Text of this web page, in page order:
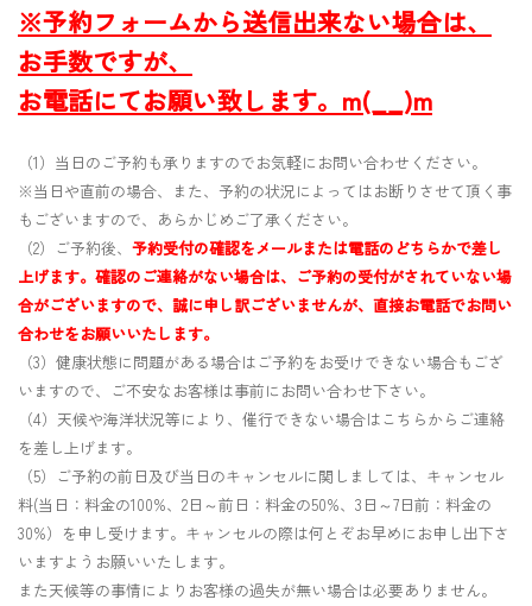
※予約フォームから送信出来ない場合は、
お手数ですが、
お電話にてお願い致します。m(__)m
（1）当日のご予約も承りますのでお気軽にお問い合わせください。
※当日や直前の場合、また、予約の状況によってはお断りさせて頂く事
もございますので、あらかじめご了承ください。
（2）ご予約後、 予約受付の確認をメールまたは電話のどちらかで差し
上げます。確認のご連絡がない場合は、ご予約の受付がされていない場
合がございますので、誠に申し訳ございませんが、直接お電話でお問い
合わせをお願いいたします。
（3）健康状態に問題がある場合はご予約をお受けできない場合もござ
いますので、ご不安なお客様は事前にお問い合わせ下さい。
（4）天候や海洋状況等により、催行できない場合はこちらからご連絡
を差し上げます。
（5）ご予約の前日及び当日のキャンセルに関しましては、キャンセル
料(当日：料金の100%、2日～前日：料金の50%、3日～7日前：料金の
30%）を申し受けます。キャンセルの際は何とぞお早めにお申し出下さ
いますようお願いいたします。
また天候等の事情によりお客様の過失が無い場合は必要ありません。